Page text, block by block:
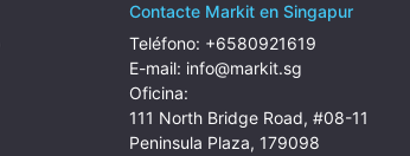
Contacte Markit en Singapur
Teléfono: +6580921619
E-mail: info@markit.sg
Oficina:
111 North Bridge Road, #08-11
Peninsula Plaza, 179098